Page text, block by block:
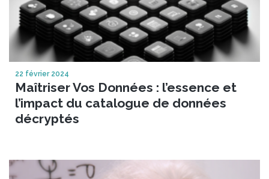
22 février 2024
Maîtriser Vos Données : l’essence et
l’impact du catalogue de données
décryptés